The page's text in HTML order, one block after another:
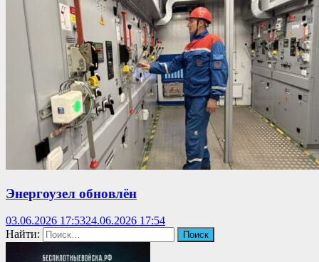
Энергоузел обновлён
03.06.2026 17:5324.06.2026 17:54
Найти: